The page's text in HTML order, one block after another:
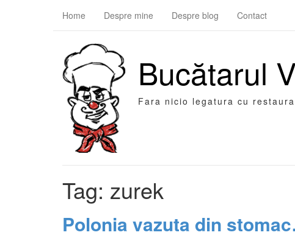
Home Despre mine Despre blog Contact
Bucătarul
Fara nicio legatura cu
Tag: zurek
Polonia vazuta din